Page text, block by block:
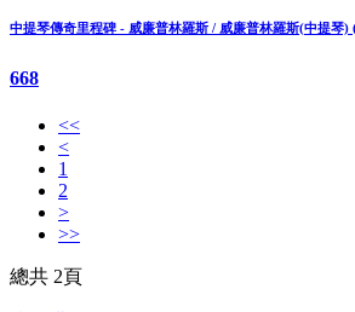
中提琴傳奇里程碑 - 威廉普林羅斯 / 威廉普林羅斯(中提琴)
668
<<
<
1
2
>
>>
總共 2頁